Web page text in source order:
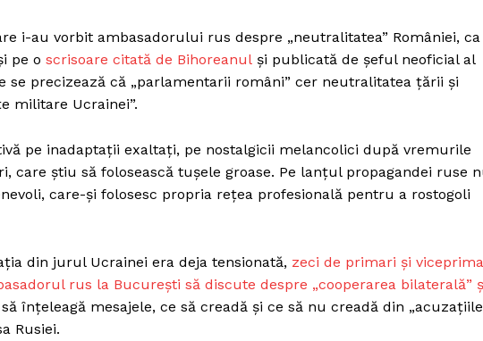
Un proiect
HOUSE
ROMÂNIA
i-au vorbit ambasadorului rus despre „neutralitatea” României, ca
pe o scrisoare citată de Bihoreanul și publicată de șeful neoficial al
se precizează că „parlamentarii români” cer neutralitatea țării și
militare Ucrainei”.
pe inadaptații exaltați, pe nostalgicii melancolici după vremurile
care știu să folosească tușele groase. Pe lanțul propagandei ruse
care-și folosesc propria rețea profesională pentru a rostogoli
din jurul Ucrainei era deja tensionată, zeci de primari și
rus la București să discute despre „cooperarea bilaterală”
înțeleagă mesajele, ce să creadă și ce să nu creadă din „acuzațiile
Rusiei.